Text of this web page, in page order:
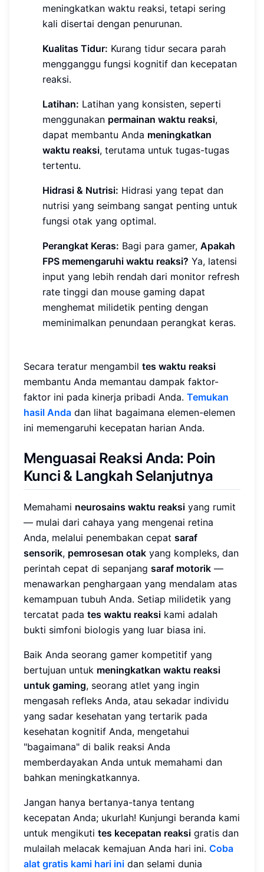
meningkatkan waktu reaksi, tetapi sering
kali disertai dengan penurunan.
Kualitas Tidur: Kurang tidur secara parah
mengganggu fungsi kognitif dan kecepatan
reaksi.
Latihan: Latihan yang konsisten, seperti
menggunakan permainan waktu reaksi,
dapat membantu Anda meningkatkan
waktu reaksi, terutama untuk tugas-tugas
tertentu.
Hidrasi & Nutrisi: Hidrasi yang tepat dan
nutrisi yang seimbang sangat penting untuk
fungsi otak yang optimal.
Perangkat Keras: Bagi para gamer, Apakah
FPS memengaruhi waktu reaksi? Ya, latensi
input yang lebih rendah dari monitor refresh
rate tinggi dan mouse gaming dapat
menghemat milidetik penting dengan
meminimalkan penundaan perangkat keras.
Secara teratur mengambil tes waktu reaksi
membantu Anda memantau dampak faktor-
faktor ini pada kinerja pribadi Anda. Temukan
hasil Anda dan lihat bagaimana elemen-elemen
ini memengaruhi kecepatan harian Anda.
Menguasai Reaksi Anda: Poin
Kunci & Langkah Selanjutnya
Memahami neurosains waktu reaksi yang rumit
— mulai dari cahaya yang mengenai retina
Anda, melalui penembakan cepat saraf
sensorik, pemrosesan otak yang kompleks, dan
perintah cepat di sepanjang saraf motorik —
menawarkan penghargaan yang mendalam atas
kemampuan tubuh Anda. Setiap milidetik yang
tercatat pada tes waktu reaksi kami adalah
bukti simfoni biologis yang luar biasa ini.
Baik Anda seorang gamer kompetitif yang
bertujuan untuk meningkatkan waktu reaksi
untuk gaming, seorang atlet yang ingin
mengasah refleks Anda, atau sekadar individu
yang sadar kesehatan yang tertarik pada
kesehatan kognitif Anda, mengetahui
"bagaimana" di balik reaksi Anda
memberdayakan Anda untuk memahami dan
bahkan meningkatkannya.
Jangan hanya bertanya-tanya tentang
kecepatan Anda; ukurlah! Kunjungi beranda kami
untuk mengikuti tes kecepatan reaksi gratis dan
mulailah melacak kemajuan Anda hari ini. Coba
alat gratis kami hari ini dan selami dunia